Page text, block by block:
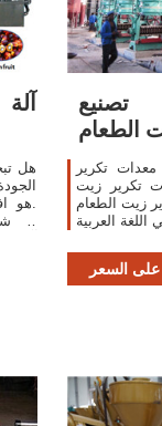
هل
الطعام
تكرير
تكرير زيت
زيت الطعام
العربية
السعر